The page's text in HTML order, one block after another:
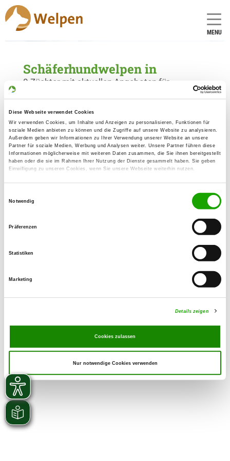
Diese Webseite verwendet Cookies
Wir verwenden Cookies, um Inhalte und Anzeigen zu personalisieren, Funktionen für
soziale Medien anbieten zu können und die Zugriffe auf unsere Website zu analysieren.
Außerdem geben wir Informationen zu Ihrer Verwendung unserer Website an unsere
Partner für soziale Medien, Werbung und Analysen weiter. Unsere Partner führen diese
Informationen möglicherweise mit weiteren Daten zusammen, die Sie ihnen bereitgestellt
haben oder die sie im Rahmen Ihrer Nutzung der Dienste gesammelt haben. Sie geben
Einwilligung zu unseren Cookies, wenn Sie unsere Webseite weiterhin nutzen.
Notwendig
Präferenzen
Statistiken
Marketing
Details zeigen
Cookies zulassen
Nur notwendige Cookies verwenden
MENU
Schäferhundwelpen in
0 Züchter mit aktuellen Angeboten für